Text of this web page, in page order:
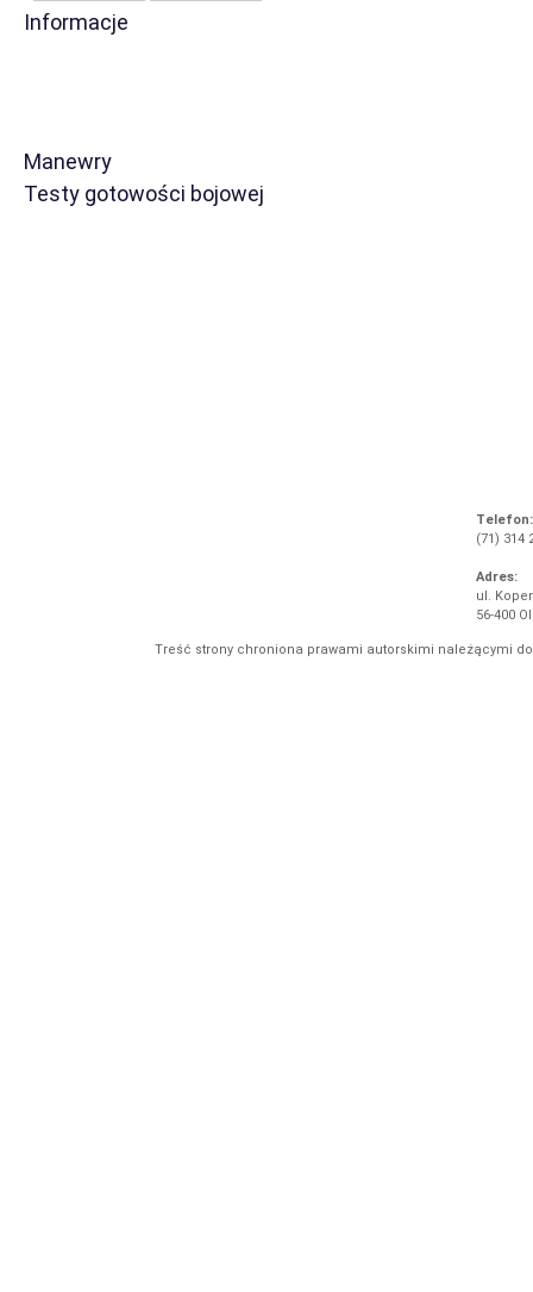
Informacje
Manewry
Testy gotowości bojowej
Telefon:
(71) 314
Adres:
ul.
56-400
Treść strony chroniona prawami autorskimi należącymi